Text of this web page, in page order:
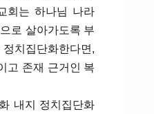
회는 하나님 나라
로 살아가도록 부
치집단화한다면,
고 존재 근거인 복
내지 정치집단화